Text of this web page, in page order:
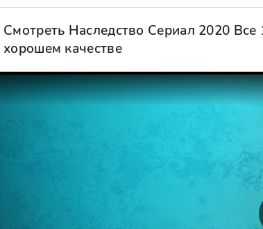
Смотреть Наследство Сериал 2020 Все
хорошем качестве